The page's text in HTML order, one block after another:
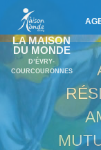
LA MAISON
DU MONDE
D’ÉVRY-
COURCOURONNES